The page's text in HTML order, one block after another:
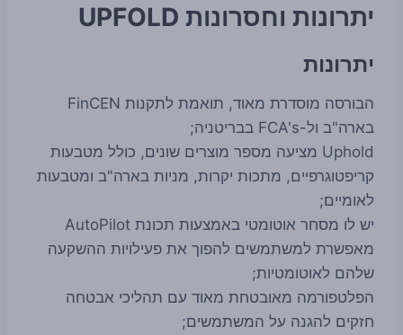
יתרונות וחסרונות UPFOLD
יתרונות
הבורסה מוסדרת מאוד, תואמת לתקנות FinCEN
בארה"ב ול-FCA's בבריטניה;
Uphold מציעה מספר מוצרים שונים, כולל מטבעות
קריפטוגרפיים, מתכות יקרות, מניות בארה"ב ומטבעות
לאומיים;
יש לו מסחר אוטומטי באמצעות תכונת AutoPilot
מאפשרת למשתמשים להפוך את פעילויות ההשקעה
שלהם לאוטומטיות;
הפלטפורמה מאובטחת מאוד עם תהליכי אבטחה
חזקים להגנה על המשתמשים;